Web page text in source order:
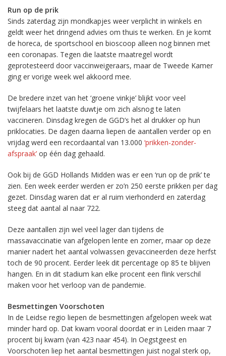
Run op de prik
Sinds zaterdag zijn mondkapjes weer verplicht in winkels en
geldt weer het dringend advies om thuis te werken. En je komt
de horeca, de sportschool en bioscoop alleen nog binnen met
een coronapas. Tegen die laatste maatregel wordt
geprotesteerd door vaccinweigeraars, maar de Tweede Kamer
ging er vorige week wel akkoord mee.
De bredere inzet van het ‘groene vinkje’ blijkt voor veel
twijfelaars het laatste duwtje om zich alsnog te laten
vaccineren. Dinsdag kregen de GGD’s het al drukker op hun
priklocaties. De dagen daarna liepen de aantallen verder op en
vrijdag werd een recordaantal van 13.000 ‘prikken-zonder-
afspraak’ op één dag gehaald.
Ook bij de GGD Hollands Midden was er een ‘run op de prik’ te
zien. Een week eerder werden er zo’n 250 eerste prikken per dag
gezet. Dinsdag waren dat er al ruim vierhonderd en zaterdag
steeg dat aantal al naar 722.
Deze aantallen zijn wel veel lager dan tijdens de
massavaccinatie van afgelopen lente en zomer, maar op deze
manier nadert het aantal volwassen gevaccineerden deze herfst
toch de 90 procent. Eerder leek dit percentage op 85 te blijven
hangen. En in dit stadium kan elke procent een flink verschil
maken voor het verloop van de pandemie.
Besmettingen Voorschoten
In de Leidse regio liepen de besmettingen afgelopen week wat
minder hard op. Dat kwam vooral doordat er in Leiden maar 7
procent bij kwam (van 423 naar 454). In Oegstgeest en
Voorschoten liep het aantal besmettingen juist nogal sterk op,